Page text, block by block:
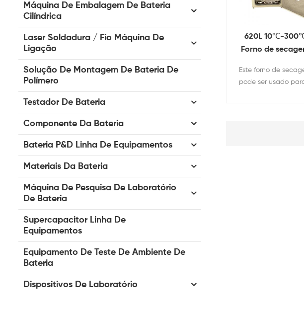
Máquina De Embalagem De Bateria
Cilíndrica
Laser Soldadura / Fio Máquina De
Ligação
Solução De Montagem De Bateria De
Polímero
Testador De Bateria
Componente Da Bateria
Bateria P&D Linha De Equipamentos
Materiais Da Bateria
Máquina De Pesquisa De Laboratório
De Bateria
Supercapacitor Linha De
Equipamentos
Equipamento De Teste De Ambiente De
Bateria
Dispositivos De Laboratório
620L 10℃-
Forno de
4 camadas para
Este forno de
pode ser usado